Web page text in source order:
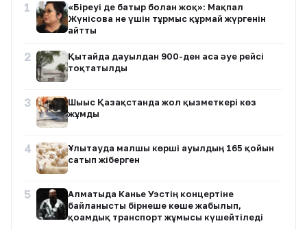
1
«Біреуі де батыр болған жоқ»: Мақпал
Жүнісова не үшін тұрмыс құрмай жүргенін
айтты
2
Қытайда дауылдан 900-ден аса әуе рейсі
тоқтатылды
3
Шығыс Қазақстанда жол қызметкері көз
жұмды
4
Ұлытауда малшы көрші ауылдың 165 қойын
сатып жіберген
5
Алматыда Канье Уэстің концертіне
байланысты бірнеше көше жабылып,
қоғамдық транспорт жұмысы күшейтіледі